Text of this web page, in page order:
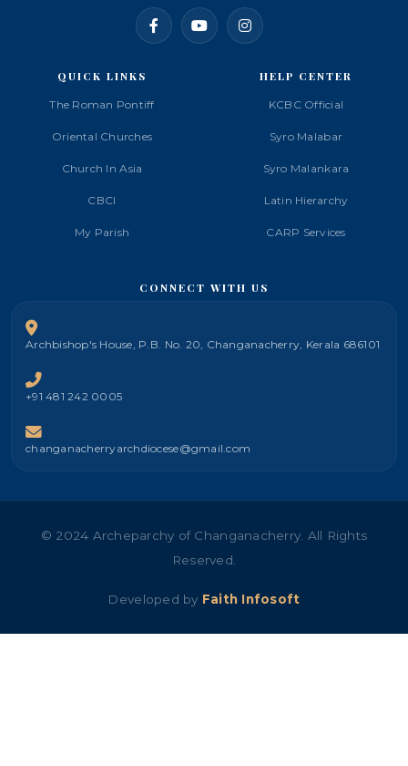
QUICK LINKS
The Roman Pontiff
Oriental Churches
Church In Asia
CBCI
My Parish
HELP CENTER
KCBC Official
Syro Malabar
Syro Malankara
Latin Hierarchy
CARP Services
CONNECT WITH US
Archbishop's House, P.B. No. 20, Changanacherry, Kerala 686101
+91 481 242 0005
changanacherryarchdiocese@gmail.com
© 2024 Archeparchy of Changanacherry. All Rights
Reserved.
Developed by Faith Infosoft